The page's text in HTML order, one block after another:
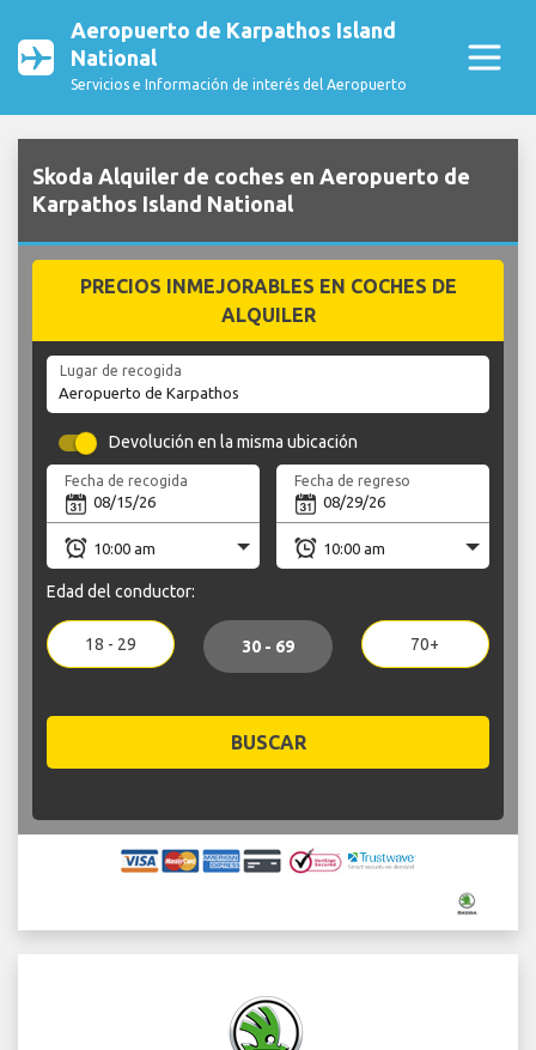
Aeropuerto de Karpathos Island
National
Servicios e Información de interés del Aeropuerto
Skoda Alquiler de coches en Aeropuerto de
Karpathos Island National
PRECIOS INMEJORABLES EN COCHES DE
ALQUILER
Lugar de recogida
Devolución en la misma ubicación
Fecha de recogida Fecha de regreso
Edad del conductor:
18 - 29 30 - 69 70+
BUSCAR